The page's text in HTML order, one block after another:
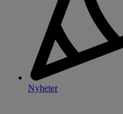
Nyheter